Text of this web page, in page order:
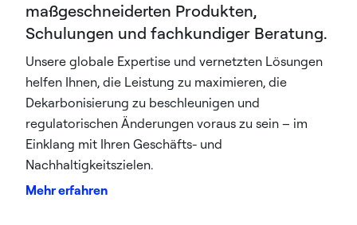
maßgeschneiderten Produkten,
Schulungen und fachkundiger Beratung.
Unsere globale Expertise und vernetzten Lösungen
helfen Ihnen, die Leistung zu maximieren, die
Dekarbonisierung zu beschleunigen und
regulatorischen Änderungen voraus zu sein – im
Einklang mit Ihren Geschäfts- und
Nachhaltigkeitszielen.
Mehr erfahren